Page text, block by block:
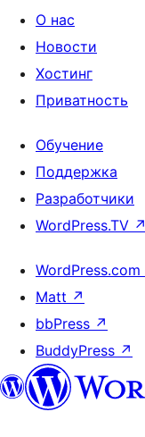
О нас
Новости
Хостинг
Приватность
Обучение
Поддержка
Разработчики
WordPress.TV ↗
WordPress.com
Matt ↗
bbPress ↗
BuddyPress ↗